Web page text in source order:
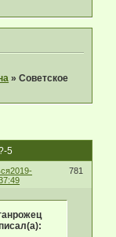
»Советское
5
781
2019-